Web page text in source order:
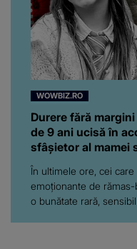
WOWBIZ.RO
Durere fără
de 9 ani ucisă în
sfâșietor al mamei
În ultimele ore, cei
emoționante de
o bunătate rară,